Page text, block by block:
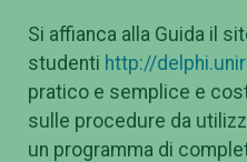
Si affianca alla Guida il
studenti http://
pratico e semplice e
sulle procedure da
un programma di